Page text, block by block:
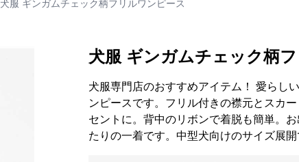
犬服 ギンガムチェック柄フリルワンピース
犬服 ギンガムチェック柄
犬服専門店のおすすめアイテム！ 愛らし
ンピースです。フリル付きの襟元とスカ
セントに。背中のリボンで着脱も簡単。
たりの一着です。中型犬向けのサイズ展開